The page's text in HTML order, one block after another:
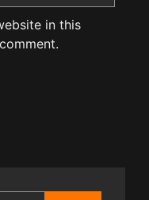
in this